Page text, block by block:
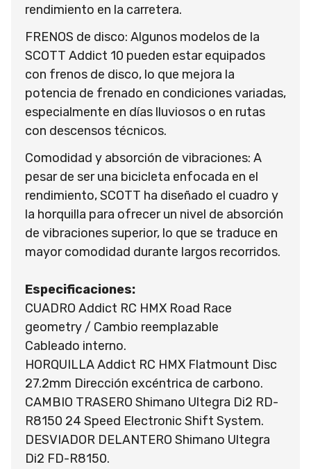
rendimiento en la carretera.
FRENOS de disco: Algunos modelos de la
SCOTT Addict 10 pueden estar equipados
con frenos de disco, lo que mejora la
potencia de frenado en condiciones variadas,
especialmente en días lluviosos o en rutas
con descensos técnicos.
Comodidad y absorción de vibraciones: A
pesar de ser una bicicleta enfocada en el
rendimiento, SCOTT ha diseñado el cuadro y
la horquilla para ofrecer un nivel de absorción
de vibraciones superior, lo que se traduce en
mayor comodidad durante largos recorridos.
Especificaciones:
CUADRO Addict RC HMX Road Race
geometry / Cambio reemplazable
Cableado interno.
HORQUILLA Addict RC HMX Flatmount Disc
27.2mm Dirección excéntrica de carbono.
CAMBIO TRASERO Shimano Ultegra Di2 RD-
R8150 24 Speed Electronic Shift System.
DESVIADOR DELANTERO Shimano Ultegra
Di2 FD-R8150.